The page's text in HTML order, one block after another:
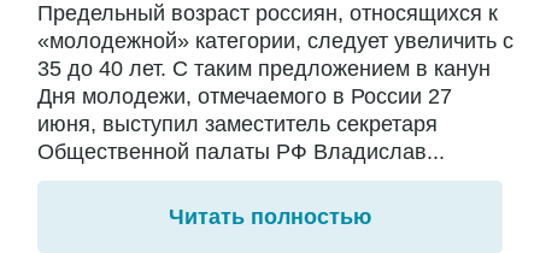
Предельный возраст россиян, относящихся к
«молодежной» категории, следует увеличить с
35 до 40 лет. С таким предложением в канун
Дня молодежи, отмечаемого в России 27
июня, выступил заместитель секретаря
Общественной палаты РФ Владислав...
Читать полностью